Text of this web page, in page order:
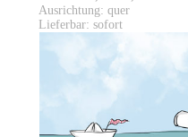
Ausrichtung: quer
Lieferbar: sofort